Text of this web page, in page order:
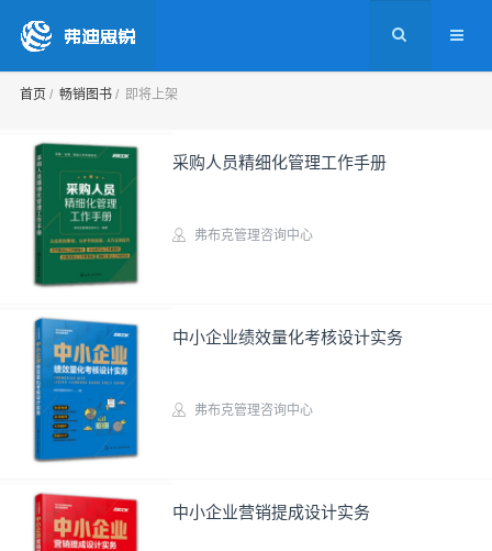
首页 畅销图书 即将上架
采购人员精细化管理工作手册
弗布克管理咨询中心
中小企业绩效量化考核设计实务
弗布克管理咨询中心
中小企业营销提成设计实务